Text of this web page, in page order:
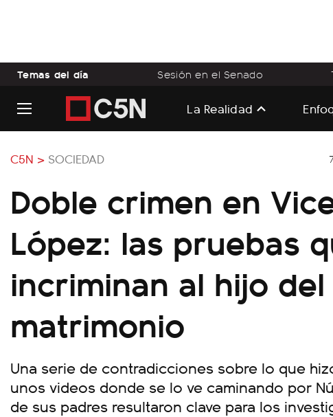
Temas del día Sesión en el Senado
La Realidad
C5N > SOCIEDAD
Doble crimen en
López: las pruebas
incriminan al hijo del
matrimonio
Una serie de contradicciones sobre lo que
unos videos donde se lo ve caminando por
de sus padres resultaron clave para los